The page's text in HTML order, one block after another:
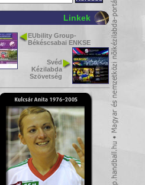
Linkek
EUbility Group-
Békéscsabai ENKSE
Svéd
Kézilabda
Szövetség